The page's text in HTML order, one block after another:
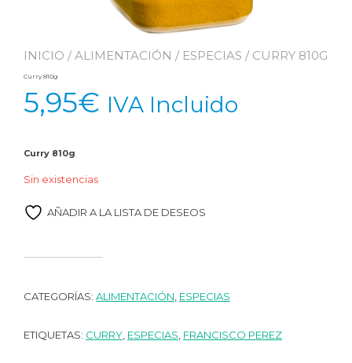
INICIO /ALIMENTACIÓN / ESPECIAS / CURRY 810G
Curry 810g
5,95€ IVA Incluido
Curry 810g
Sin existencias
AÑADIR A LA LISTA DE DESEOS
CATEGORÍAS: ALIMENTACIÓN ESPECIAS
ETIQUETAS: CURRY ESPECIAS FRANCISCO PEREZ